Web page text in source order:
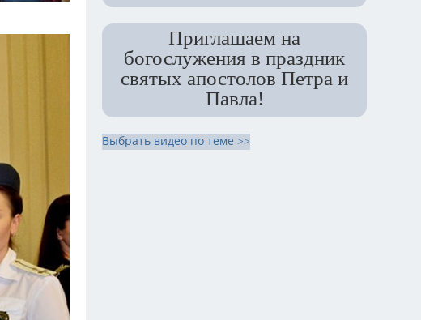
Приглашаем на
богослужения в праздник
святых апостолов Петра и
Павла!
Выбрать видео по теме >>